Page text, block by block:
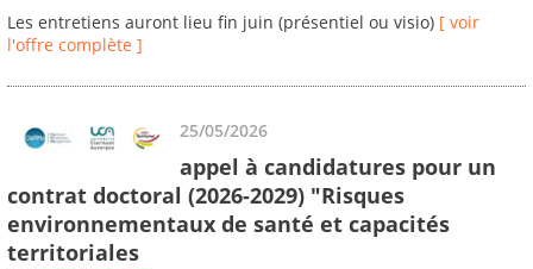
Les entretiens auront lieu fin juin (présentiel ou visio) [ voir
l'offre complète ]
25/05/2026
appel à candidatures pour un
contrat doctoral (2026-2029) "Risques
environnementaux de santé et capacités
territoriales